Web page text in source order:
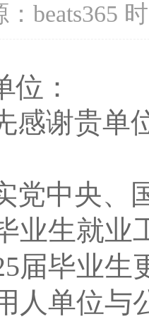
：beats365
位：
感谢贵单
党中央、
业生就业
届毕业生
人单位与